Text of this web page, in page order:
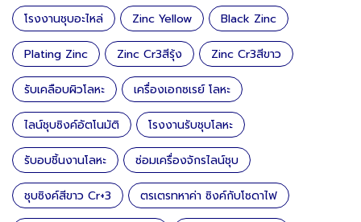
โรงงานชุบอะไหล่ Zinc Yellow Black Zinc
Plating Zinc Zinc Cr3สีรุ้ง Zinc Cr3สีขาว
รับเคลือบผิวโลหะ เครื่องเอกซเรย์ โลหะ
ไลน์ชุบซิงค์อัตโนมัติ โรงงานรับชุบโลหะ
รับอบชิ้นงานโลหะ ซ่อมเครื่องจักรไลน์ชุบ
ชุบซิงค์สีขาว Cr+3 ตรเตรทหาค่า ซิงค์กับโซดาไฟ